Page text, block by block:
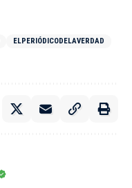
ELPERIÓDICODELAVERDAD